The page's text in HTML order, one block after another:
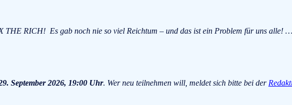
THE RICH! Es gab noch nie so viel Reichtum – und das ist ein Problem für uns alle! …
September 2026, 19:00 Uhr. Wer neu teilnehmen will, meldet sich bitte bei der